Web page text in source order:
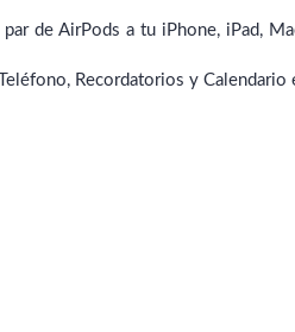
de AirPods a tu iPhone, iPad,
Recordatorios y Calendario